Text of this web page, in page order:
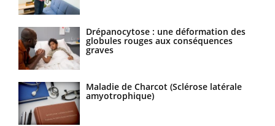
Drépanocytose : une déformation des
globules rouges aux conséquences
graves
Maladie de Charcot (Sclérose latérale
amyotrophique)